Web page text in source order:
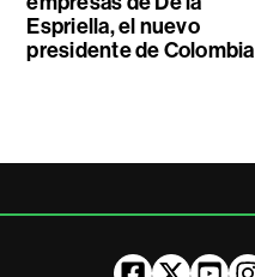
Espriella, el nuevo
presidente de Colombia